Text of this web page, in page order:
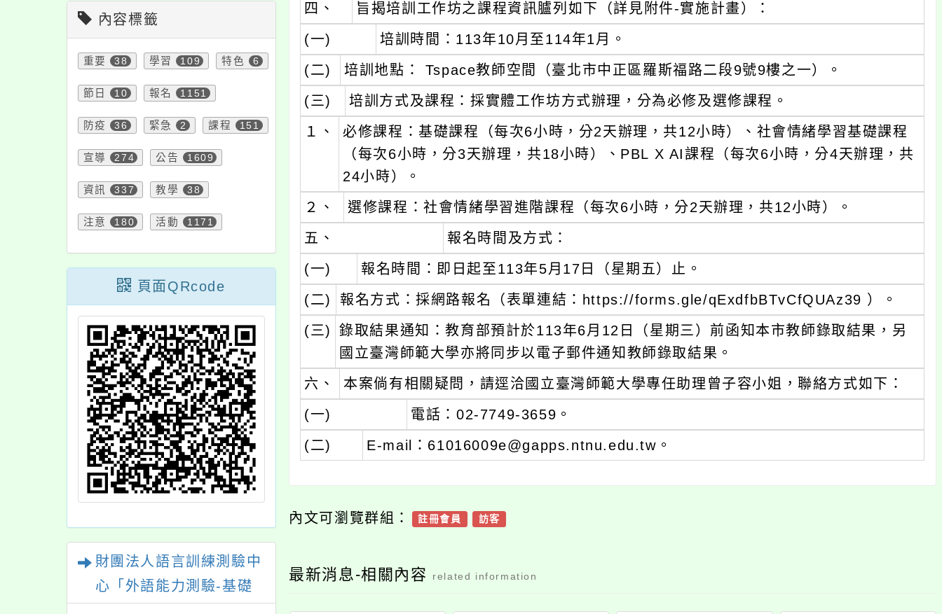
內容標籤
重要 38 學習 109 特色 6
節日 10 報名 1151
防疫 36 緊急 2 課程 151
宣導 274 公告 1609
資訊 337 教學 38
注意 180 活動 1171
頁面QRcode
財團法人語言訓練測驗中
心「外語能力測驗-基礎
四、
旨揭培訓工作坊之課程資訊臚列如下（詳見附件-實施計畫）：
(一)
培訓時間：113年10月至114年1月。
(二)
培訓地點： Tspace教師空間（臺北市中正區羅斯福路二段9號9樓之一）。
(三)
培訓方式及課程：採實體工作坊方式辦理，分為必修及選修課程。
１、
必修課程：基礎課程（每次6小時，分2天辦理，共12小時）、社會情緒學習基礎課程
（每次6小時，分3天辦理，共18小時）、PBL X AI課程（每次6小時，分4天辦理，共
24小時）。
２、
選修課程：社會情緒學習進階課程（每次6小時，分2天辦理，共12小時）。
五、
報名時間及方式：
(一)
報名時間：即日起至113年5月17日（星期五）止。
(二)
報名方式：採網路報名（表單連結：https://forms.gle/qExdfbBTvCfQUAz39 ）。
(三)
錄取結果通知：教育部預計於113年6月12日（星期三）前函知本市教師錄取結果，另
國立臺灣師範大學亦將同步以電子郵件通知教師錄取結果。
六、
本案倘有相關疑問，請逕洽國立臺灣師範大學專任助理曾子容小姐，聯絡方式如下：
(一)
電話：02-7749-3659。
(二)
E-mail：61016009e@gapps.ntnu.edu.tw。
內文可瀏覽群組： 註冊會員 訪客
最新消息-相關內容 related information